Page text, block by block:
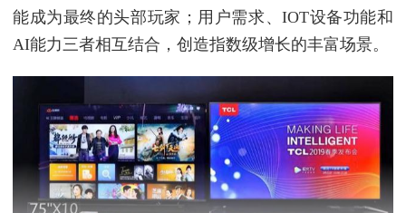
能成为最终的头部玩家；用户需求、IOT设备功能和
AI能力三者相互结合，创造指数级增长的丰富场景。